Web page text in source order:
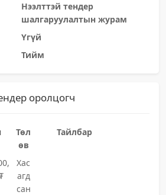
Нээлттэй тендер
шалгаруулалтын журам
Үгүй
Тийм
оролцогч
Төл
өв
Тайлбар
Хас
агд
сан